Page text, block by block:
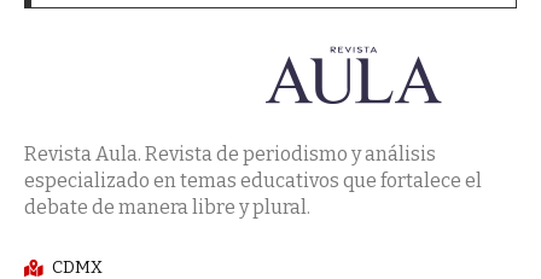
Revista Aula. Revista de periodismo y análisis
especializado en temas educativos que fortalece el
debate de manera libre y plural.
CDMX